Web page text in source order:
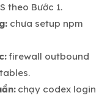
theo Bước 1.
chưa setup npm
firewall outbound
chạy codex login